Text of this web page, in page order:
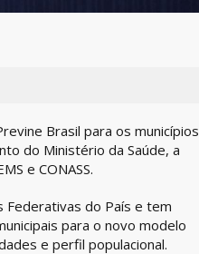
Brasil para os municípios
do Ministério da Saúde, a
e CONASS.
do País e tem
para o novo modelo
e perfil populacional.